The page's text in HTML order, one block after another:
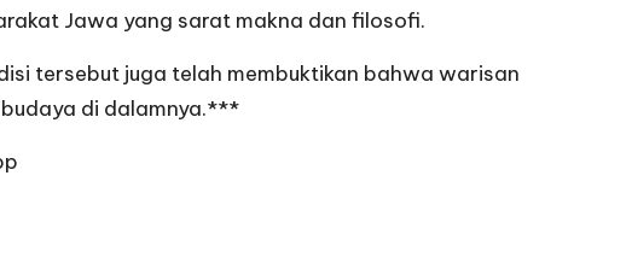
Jawa yang sarat makna dan filosofi.
tersebut juga telah membuktikan bahwa warisan
di dalamnya.***